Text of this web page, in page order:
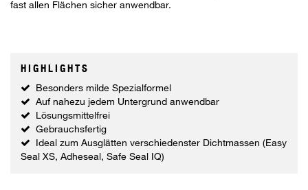
fast allen Flächen sicher anwendbar.
HIGHLIGHTS
Besonders milde Spezialformel
Auf nahezu jedem Untergrund anwendbar
Lösungsmittelfrei
Gebrauchsfertig
Ideal zum Ausglätten verschiedenster Dichtmassen (Easy
Seal XS, Adheseal, Safe Seal IQ)